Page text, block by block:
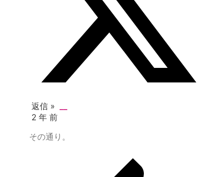
返信 »
2 年 前
その通り。